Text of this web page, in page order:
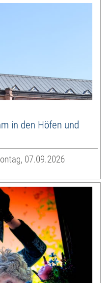
in den Höfen und
07.09.2026